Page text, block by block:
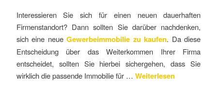
Interessieren Sie sich für einen neuen dauerhaften
Firmenstandort? Dann sollten Sie darüber nachdenken,
sich eine neueGewerbeimmobilie zu kaufen. Da diese
Entscheidung über das Weiterkommen Ihrer Firma
entscheidet, sollten Sie hierbei sichergehen, dass Sie
wirklich die passende Immobilie für … Weiterlesen